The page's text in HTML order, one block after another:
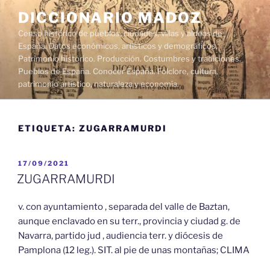
contenido
DICCIONARIO MADOZ
Censo histórico de pueblos, ciudades, villas y aldeas de
España. Datos económicos, artísticos y demográficos.
Patrimonio histórico. Producción. Costumbres y tradiciones.
Pueblos de España. Conocer España. Folclore, cultura,
patrimonio artístico, naturaleza y economía.
ETIQUETA: ZUGARRAMURDI
PUBLICADO
EL
17/09/2021
ZUGARRAMURDI
v. con ayuntamiento , separada del valle de Baztan,
aunque enclavado en su terr., provincia y ciudad g. de
Navarra, partido jud , audiencia terr. y diócesis de
Pamplona (12 leg.). SIT. al pie de unas montañas; CLIMA